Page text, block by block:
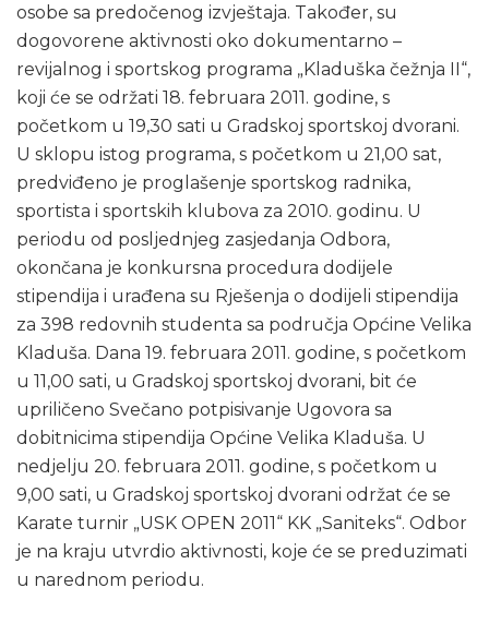
osobe sa predočenog izvještaja. Također, su
dogovorene aktivnosti oko dokumentarno –
revijalnog i sportskog programa „Kladuška čežnja II“,
koji će se održati 18. februara 2011. godine, s
početkom u 19,30 sati u Gradskoj sportskoj dvorani.
U sklopu istog programa, s početkom u 21,00 sat,
predviđeno je proglašenje sportskog radnika,
sportista i sportskih klubova za 2010. godinu. U
periodu od posljednjeg zasjedanja Odbora,
okončana je konkursna procedura dodijele
stipendija i urađena su Rješenja o dodijeli stipendija
za 398 redovnih studenta sa područja Općine Velika
Kladuša. Dana 19. februara 2011. godine, s početkom
u 11,00 sati, u Gradskoj sportskoj dvorani, bit će
upriličeno Svečano potpisivanje Ugovora sa
dobitnicima stipendija Općine Velika Kladuša. U
nedjelju 20. februara 2011. godine, s početkom u
9,00 sati, u Gradskoj sportskoj dvorani održat će se
Karate turnir „USK OPEN 2011“ KK „Saniteks“. Odbor
je na kraju utvrdio aktivnosti, koje će se preduzimati
u narednom periodu.